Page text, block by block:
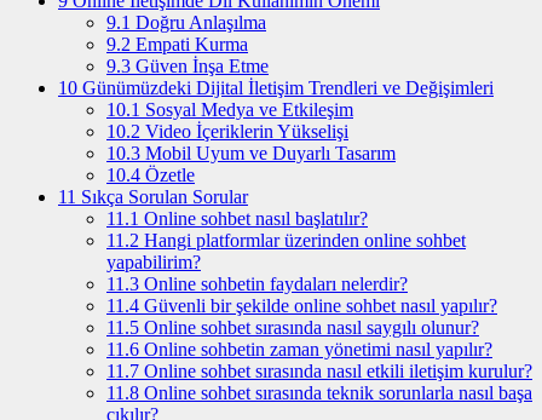
9.1 Doğru Anlaşılma
9.2 Empati Kurma
9.3 Güven İnşa Etme
10 Günümüzdeki Dijital İletişim Trendleri ve Değişimleri
10.1 Sosyal Medya ve Etkileşim
10.2 Video İçeriklerin Yükselişi
10.3 Mobil Uyum ve Duyarlı Tasarım
10.4 Özetle
11 Sıkça Sorulan Sorular
11.1 Online sohbet nasıl başlatılır?
11.2 Hangi platformlar üzerinden online sohbet
yapabilirim?
11.3 Online sohbetin faydaları nelerdir?
11.4 Güvenli bir şekilde online sohbet nasıl yapılır?
11.5 Online sohbet sırasında nasıl saygılı olunur?
11.6 Online sohbetin zaman yönetimi nasıl yapılır?
11.7 Online sohbet sırasında nasıl etkili iletişim kurulur?
11.8 Online sohbet sırasında teknik sorunlarla nasıl başa
çıkılır?